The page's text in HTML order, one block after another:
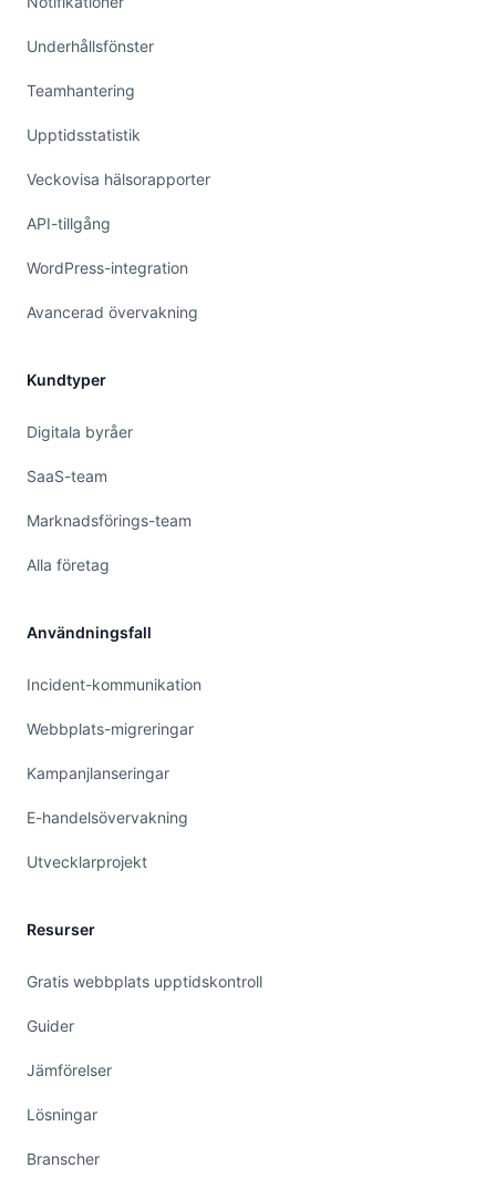
Underhållsfönster
Teamhantering
Upptidsstatistik
Veckovisa hälsorapporter
API-tillgång
WordPress-integration
Avancerad övervakning
Kundtyper
Digitala byråer
SaaS-team
Marknadsförings-team
Alla företag
Användningsfall
Incident-kommunikation
Webbplats-migreringar
Kampanjlanseringar
E-handelsövervakning
Utvecklarprojekt
Resurser
Gratis webbplats upptidskontroll
Guider
Jämförelser
Lösningar
Branscher